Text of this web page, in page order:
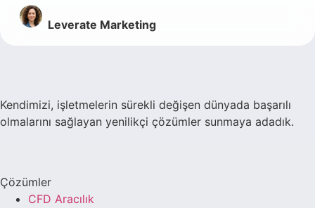
Leverate Marketing
Kendimizi, işletmelerin sürekli değişen dünyada başarılı
olmalarını sağlayan yenilikçi çözümler sunmaya adadık.
Çözümler
CFD Aracılık